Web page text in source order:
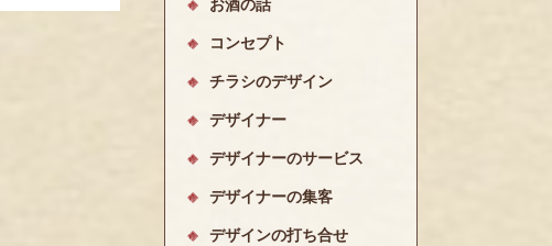
お酒の話
コンセプト
チラシのデザイン
デザイナー
デザイナーのサービス
デザイナーの集客
デザインの打ち合せ